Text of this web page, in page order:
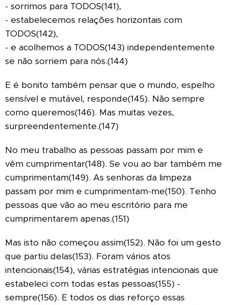
- sorrimos para TODOS(141),
- estabelecemos relações horizontais com
TODOS(142),
- e acolhemos a TODOS(143) independentemente
se não sorriem para nós.(144)
E é bonito também pensar que o mundo, espelho
sensível e mutável, responde(145). Não sempre
como queremos(146). Mas muitas vezes,
surpreendentemente.(147)
No meu trabalho as pessoas passam por mim e
vêm cumprimentar(148). Se vou ao bar também me
cumprimentam(149). As senhoras da limpeza
passam por mim e cumprimentam-me(150). Tenho
pessoas que vão ao meu escritório para me
cumprimentarem apenas.(151)
Mas isto não começou assim(152). Não foi um gesto
que partiu delas(153). Foram vários atos
intencionais(154), várias estratégias intencionais que
estabeleci com todas estas pessoas(155) -
sempre(156). E todos os dias reforço essas